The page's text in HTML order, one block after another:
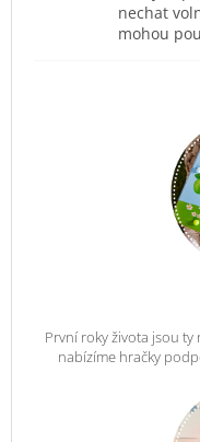
nechat
mohou
První roky života jsou
nabízíme hračky